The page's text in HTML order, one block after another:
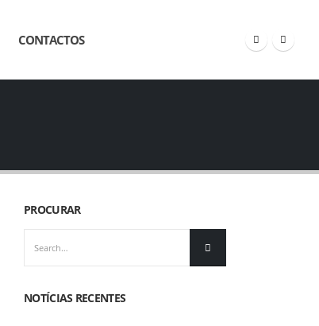
CONTACTOS
PROCURAR
NOTÍCIAS RECENTES